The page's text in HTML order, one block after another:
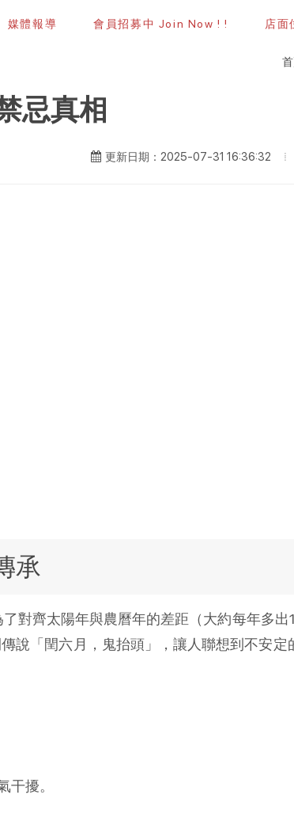
媒體報導 會員招募中 Join Now ! ! 店面
忌真相
更新日期：2025-07-31 16:36:32
承
對齊太陽年與農曆年的差距（大約每年多出
說「閏六月，鬼抬頭」，讓人聯想到不安定
干擾。